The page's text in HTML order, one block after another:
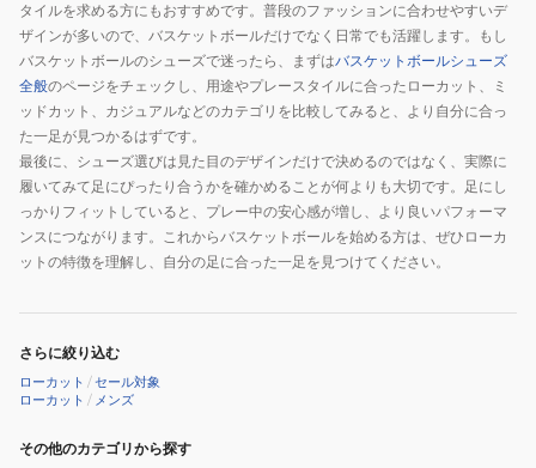
タイルを求める方にもおすすめです。普段のファッションに合わせやすいデ
ザインが多いので、バスケットボールだけでなく日常でも活躍します。もし
バスケットボールのシューズで迷ったら、まずはバスケットボールシューズ
全般のページをチェックし、用途やプレースタイルに合ったローカット、ミ
ッドカット、カジュアルなどのカテゴリを比較してみると、より自分に合っ
た一足が見つかるはずです。
最後に、シューズ選びは見た目のデザインだけで決めるのではなく、実際に
履いてみて足にぴったり合うかを確かめることが何よりも大切です。足にし
っかりフィットしていると、プレー中の安心感が増し、より良いパフォーマ
ンスにつながります。これからバスケットボールを始める方は、ぜひローカ
ットの特徴を理解し、自分の足に合った一足を見つけてください。
さらに絞り込む
ローカット /セール対象
ローカット / メンズ
その他のカテゴリから探す